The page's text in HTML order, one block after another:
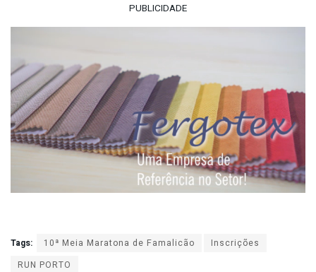
PUBLICIDADE
Tags: 10ª Meia Maratona de Famalicão
Inscrições
RUN PORTO